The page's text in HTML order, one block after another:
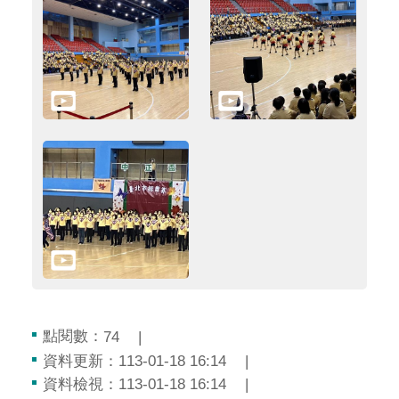
點閱數： 74
資料更新：113-01-18 16:14
資料檢視：113-01-18 16:14